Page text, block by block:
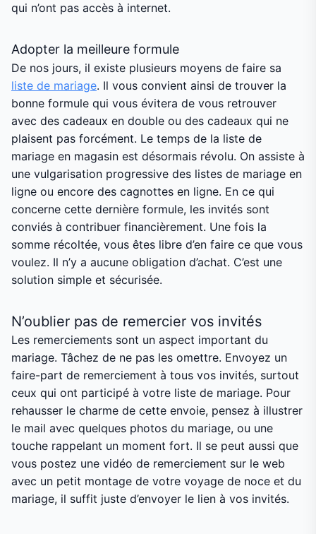
qui n’ont pas accès à internet.
Adopter la meilleure formule
De nos jours, il existe plusieurs moyens de faire sa
liste de mariage. Il vous convient ainsi de trouver la
bonne formule qui vous évitera de vous retrouver
avec des cadeaux en double ou des cadeaux qui ne
plaisent pas forcément. Le temps de la liste de
mariage en magasin est désormais révolu. On assiste à
une vulgarisation progressive des listes de mariage en
ligne ou encore des cagnottes en ligne. En ce qui
concerne cette dernière formule, les invités sont
conviés à contribuer financièrement. Une fois la
somme récoltée, vous êtes libre d’en faire ce que vous
voulez. Il n’y a aucune obligation d’achat. C’est une
solution simple et sécurisée.
N’oublier pas de remercier vos invités
Les remerciements sont un aspect important du
mariage. Tâchez de ne pas les omettre. Envoyez un
faire-part de remerciement à tous vos invités, surtout
ceux qui ont participé à votre liste de mariage. Pour
rehausser le charme de cette envoie, pensez à illustrer
le mail avec quelques photos du mariage, ou une
touche rappelant un moment fort. Il se peut aussi que
vous postez une vidéo de remerciement sur le web
avec un petit montage de votre voyage de noce et du
mariage, il suffit juste d’envoyer le lien à vos invités.